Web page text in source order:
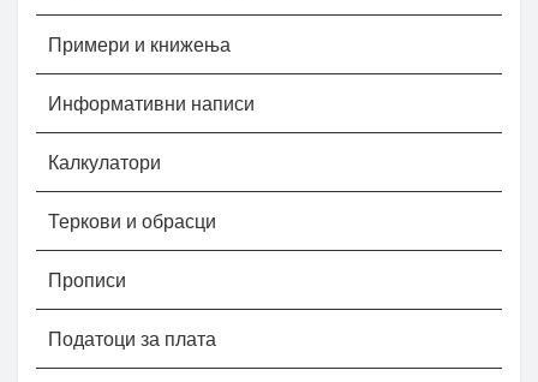
Примери и книжења
Информативни написи
Калкулатори
Теркови и обрасци
Прописи
Податоци за плата